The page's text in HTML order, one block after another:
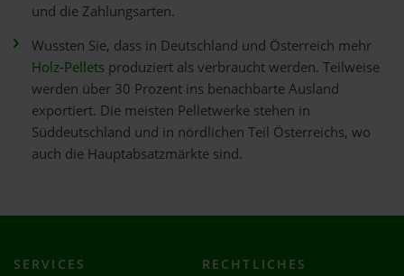
und die Zahlungsarten.
Wussten Sie, dass in Deutschland und Österreich mehr
Holz-Pellets produziert als verbraucht werden. Teilweise
werden über 30 Prozent ins benachbarte Ausland
exportiert. Die meisten Pelletwerke stehen in
Süddeutschland und in nördlichen Teil Österreichs, wo
auch die Hauptabsatzmärkte sind.
SERVICES RECHTLICHES